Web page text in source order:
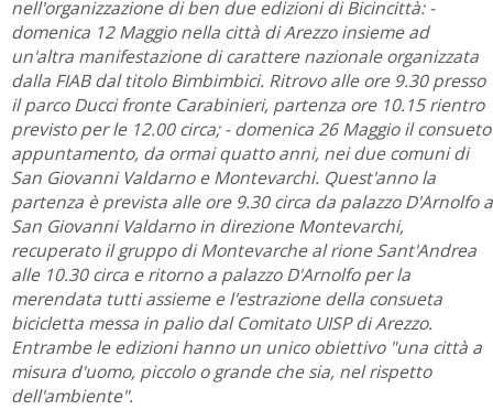
nell'organizzazione di ben due edizioni di Bicincittà: -
domenica 12 Maggio nella città di Arezzo insieme ad
un'altra manifestazione di carattere nazionale organizzata
dalla FIAB dal titolo Bimbimbici. Ritrovo alle ore 9.30 presso
il parco Ducci fronte Carabinieri, partenza ore 10.15 rientro
previsto per le 12.00 circa; - domenica 26 Maggio il consueto
appuntamento, da ormai quatto anni, nei due comuni di
San Giovanni Valdarno e Montevarchi. Quest'anno la
partenza è prevista alle ore 9.30 circa da palazzo D'Arnolfo a
San Giovanni Valdarno in direzione Montevarchi,
recuperato il gruppo di Montevarche al rione Sant'Andrea
alle 10.30 circa e ritorno a palazzo D'Arnolfo per la
merendata tutti assieme e l'estrazione della consueta
bicicletta messa in palio dal Comitato UISP di Arezzo.
Entrambe le edizioni hanno un unico obiettivo "una città a
misura d'uomo, piccolo o grande che sia, nel rispetto
dell'ambiente".